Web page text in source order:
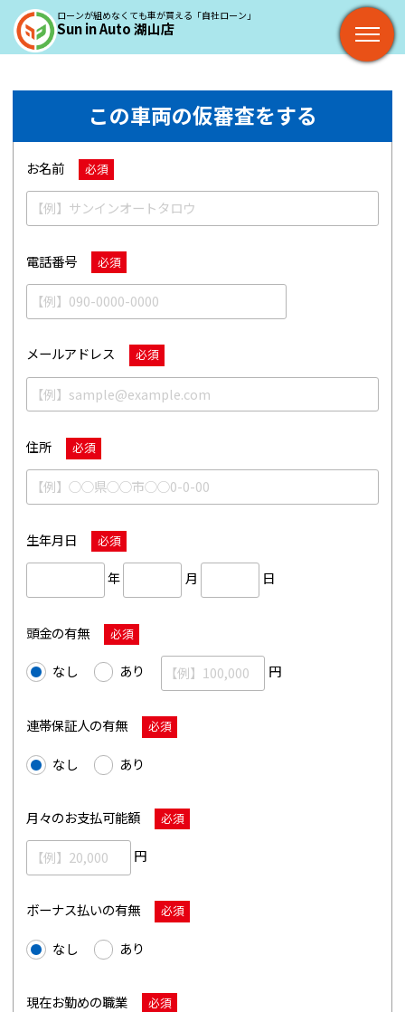
ローンが組めなくても車が買える「自社ローン」
Sun in Auto 湖山店
この車両の仮審査をする
お名前 必須
電話番号 必須
メールアドレス 必須
住所 必須
生年月日 必須
年 月 日
頭金の有無 必須
なし あり 円
連帯保証人の有無 必須
なし あり
月々のお支払可能額 必須
円
ボーナス払いの有無 必須
なし あり
現在お勤めの職業 必須